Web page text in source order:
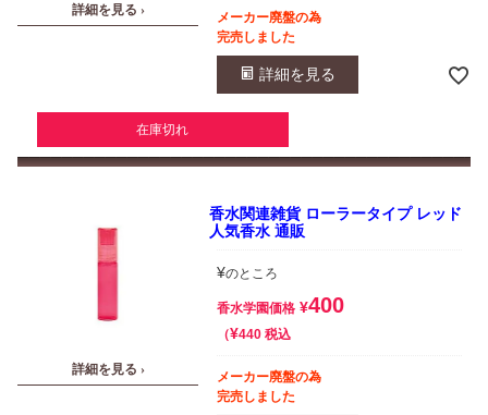
詳細を見る ›
メーカー廃盤の為
完売しました
詳細を見る
在庫切れ
詳細を見る ›
香水関連雑貨 ローラータイプ レッド
人気香水 通販
¥のところ
香水学園価格 ¥400
¥440 税込
メーカー廃盤の為
完売しました